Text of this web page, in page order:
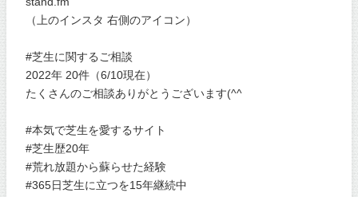
（上のインスタ 右側のアイコン）
#芝生に関するご相談
2022年 20件（6/10現在）
たくさんのご相談ありがとうございます(^^
#本気で芝生を愛するサイト
#芝生歴20年
#荒れ放題から蘇らせた経験
#365日芝生に立つを15年継続中